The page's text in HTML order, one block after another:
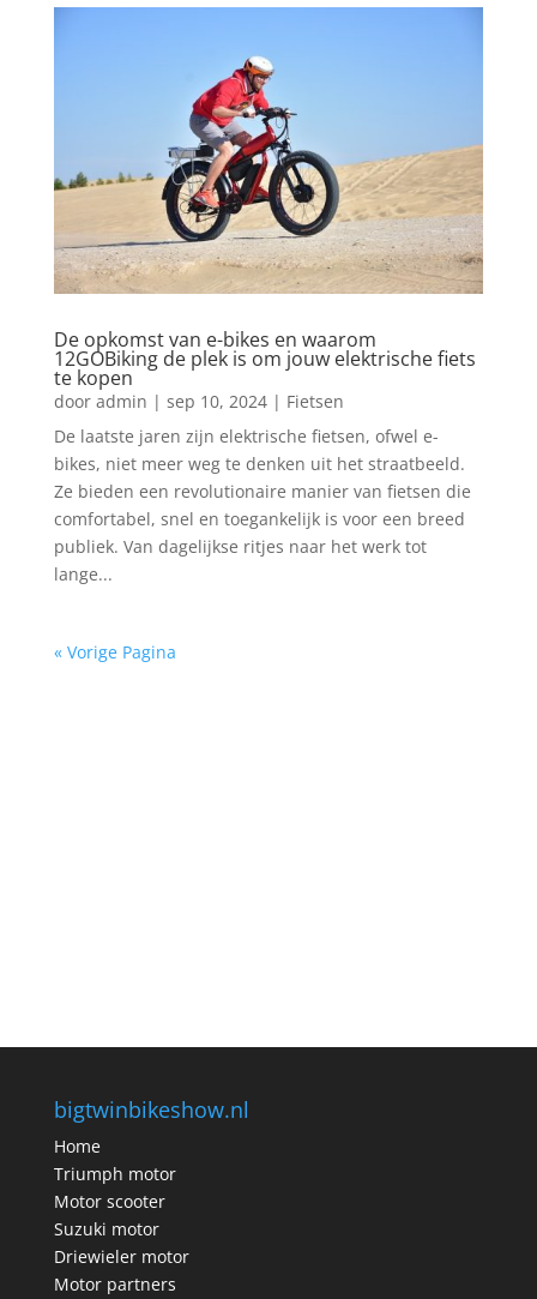
De opkomst van e-bikes en waarom
12GOBiking de plek is om jouw elektrische fiets
te kopen
door admin | sep 10, 2024| Fietsen
De laatste jaren zijn elektrische fietsen, ofwel e-
bikes, niet meer weg te denken uit het straatbeeld.
Ze bieden een revolutionaire manier van fietsen die
comfortabel, snel en toegankelijk is voor een breed
publiek. Van dagelijkse ritjes naar het werk tot
lange...
« Vorige Pagina
bigtwinbikeshow.nl
Home
Triumph motor
Motor scooter
Suzuki motor
Driewieler motor
Motor partners